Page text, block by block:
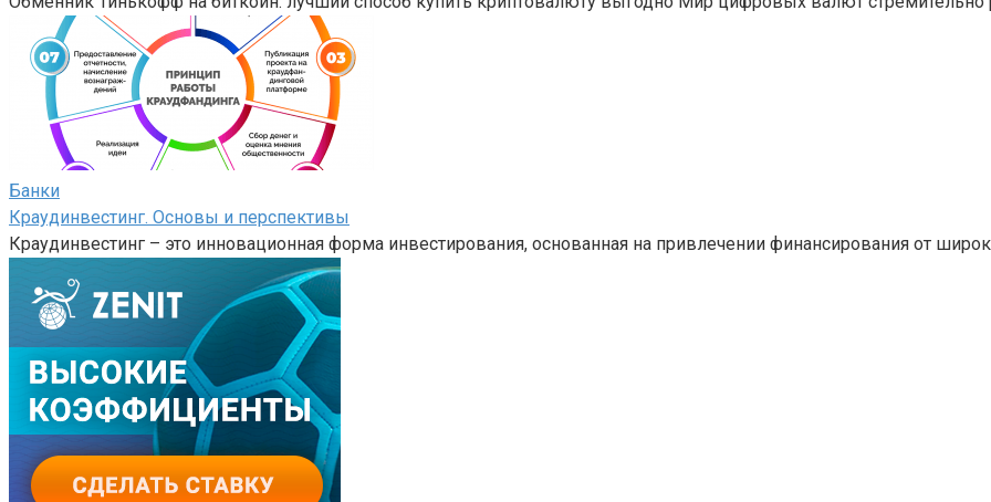
Банки
Краудинвестинг. Основы и перспективы
Краудинвестинг – это инновационная форма инвестирования, основанная на привлечении финансирования от